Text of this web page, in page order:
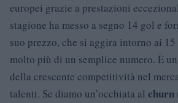
europei grazie a prestazioni
stagione ha messo a segno 14 gol e
suo prezzo, che si aggira intorno ai
molto più di un semplice numero. È
della crescente competitività nel
talenti. Se diamo un’occhiata al churn